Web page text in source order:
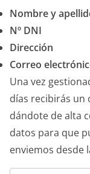
Nombre y
Nº DNI
Dirección
Correo
Una vez
días recibirás un
dándote de alta
datos para que
enviemos desde